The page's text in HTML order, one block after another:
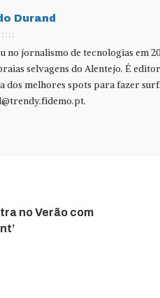
Durand
no jornalismo de tecnologias em
selvagens do Alentejo. É
dos melhores spots para fazer
.
no Verão com